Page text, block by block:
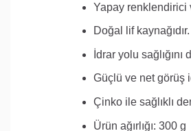
Yapay renklendirici
Doğal lif kaynağıdır.
İdrar yolu
Güçlü ve net görüş
Çinko ile sağlıklı
Ürün ağırlığı: 300 g